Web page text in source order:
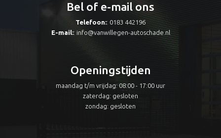
Bel of e-mail ons
Telefoon:: 0183 442196
E-mail:: info@vanwillegen-autoschade.nl
Openingstijden
maandag t/m vrijdag: 08:00 - 17:00 uur
zaterdag: gesloten
zondag: gesloten